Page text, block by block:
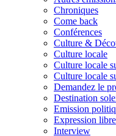
Chroniques
Come back
Conférences
Culture &
Culture locale
Culture locale
Culture locale
Demandez le
Destination
Emission
Expression libre
Interview